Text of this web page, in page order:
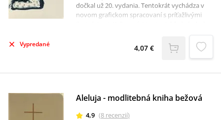
dočkal už 20. vydania. Tentokrát vychádza v
novom grafickom spracovaní s príťažlivými
Vypredané 4,07 €
Aleluja - modlitebná kniha bežová
4,9 (8 recenzií)